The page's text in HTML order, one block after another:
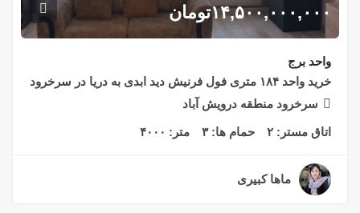
۱۴,۵۰۰,۰۰۰,۰۰۰تومان
واحد برج
خرید واحد ۱۸۴ متری فول فرنیش دید ابدی به دریا در سرخرود
سرخرود منطقه درویش آباد
اتاق مستر: ۲ حمام ها:۳ متر: ۴۰۰۰
ماها کبیری